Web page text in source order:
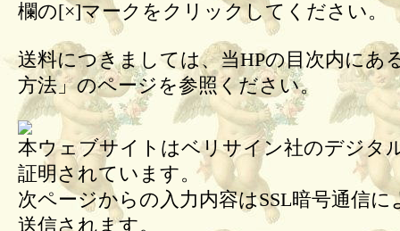
欄の[×]マークをクリックしてください。
送料につきましては、当HPの目次内にあ
方法」のページを参照ください。
本ウェブサイトはベリサイン社のデジタ
証明されています。
次ページからの入力内容はSSL暗号通信に
送信されます。